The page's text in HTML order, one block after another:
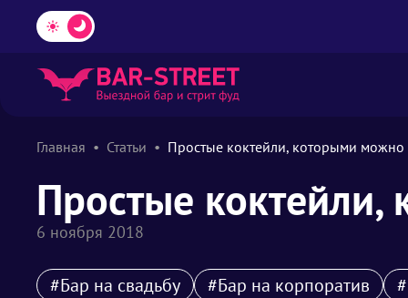
Главная Статьи Простые коктейли, которыми можно
Простые
6 ноября 2018
#Бар на свадьбу #Бар на корпоратив